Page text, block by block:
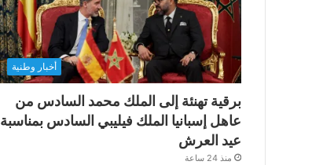
أخبار وطنية
برقية تهنئة إلى الملك محمد السادس من
عاهل إسبانيا الملك فيليبي السادس بمناسبة
عيد العرش
منذ 24 ساعة